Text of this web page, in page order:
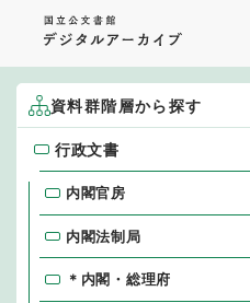
資料群階層から探す
行政文書
行政文書
内閣官房
内閣法制局
＊内閣・総理府